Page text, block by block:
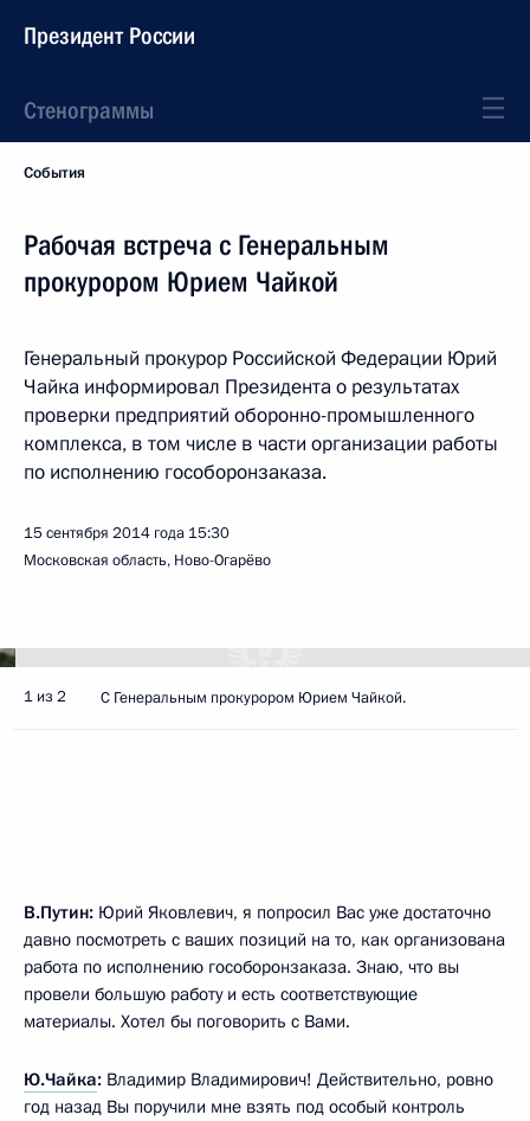
Президент России
Стенограммы
События
Рабочая встреча с Генеральным
прокурором Юрием Чайкой
Генеральный прокурор Российской Федерации Юрий
Чайка информировал Президента о результатах
проверки предприятий оборонно-промышленного
комплекса, в том числе в части организации работы
по исполнению гособоронзаказа.
15 сентября 2014 года 15:30
Московская область, Ново-Огарёво
1 из 2 С Генеральным прокурором Юрием Чайкой.
В.Путин: Юрий Яковлевич, я попросил Вас уже достаточно
давно посмотреть с ваших позиций на то, как организована
работа по исполнению гособоронзаказа. Знаю, что вы
провели большую работу и есть соответствующие
материалы. Хотел бы поговорить с Вами.
Ю.Чайка: Владимир Владимирович! Действительно, ровно
год назад Вы поручили мне взять под особый контроль